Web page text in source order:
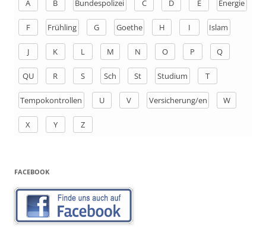
A B Bundespolizei C D E Energie
F Frühling G Goethe H I Islam
J K L M N O P Q
QU R S Sch St Studium T
Tempokontrollen U V Versicherung/en W
X Y Z
FACEBOOK